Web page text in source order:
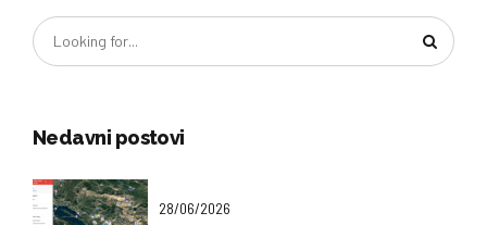
Nedavni postovi
28/06/2026